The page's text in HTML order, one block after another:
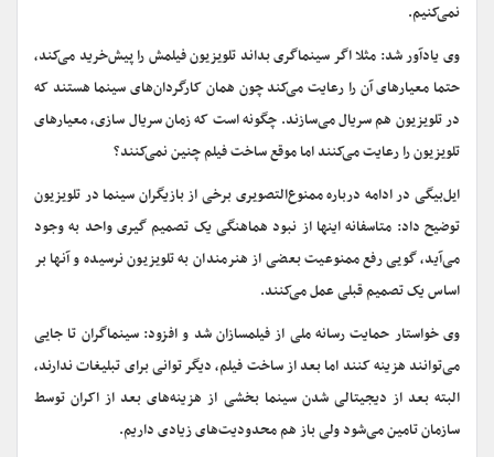
نمی‌کنیم.
وی یادآور شد: مثلا اگر سینماگری بداند تلویزیون فیلمش را پیش‌خرید می‌کند،
حتما معیارهای آن را رعایت می‌کند چون همان کارگردان‌های سینما هستند که
در تلویزیون هم سریال می‌سازند. چگونه است که زمان سریال سازی، معیارهای
تلویزیون را رعایت می‌کنند اما موقع ساخت فیلم چنین نمی‌کنند؟
ایل‌بیگی‌ در ادامه درباره ممنوع‌التصویری برخی از بازیگران سینما در تلویزیون
توضیح داد: متاسفانه اینها از نبود هماهنگی یک تصمیم‌ گیری واحد به وجود
می‌آید، گویی رفع ممنوعیت بعضی از هنرمندان به تلویزیون نرسیده و آنها بر
اساس یک تصمیم قبلی عمل می‌کنند.
وی خواستار حمایت رسانه ملی از فیلمسازان شد و افزود: سینماگران تا جایی
می‌توانند هزینه کنند اما بعد از ساخت فیلم، دیگر توانی برای تبلیغات ندارند،
البته بعد از دیجیتالی شدن سینما بخشی از هزینه‌های بعد از اکران توسط
سازمان تامین می‌شود ولی باز هم محدودیت‌های زیادی داریم.